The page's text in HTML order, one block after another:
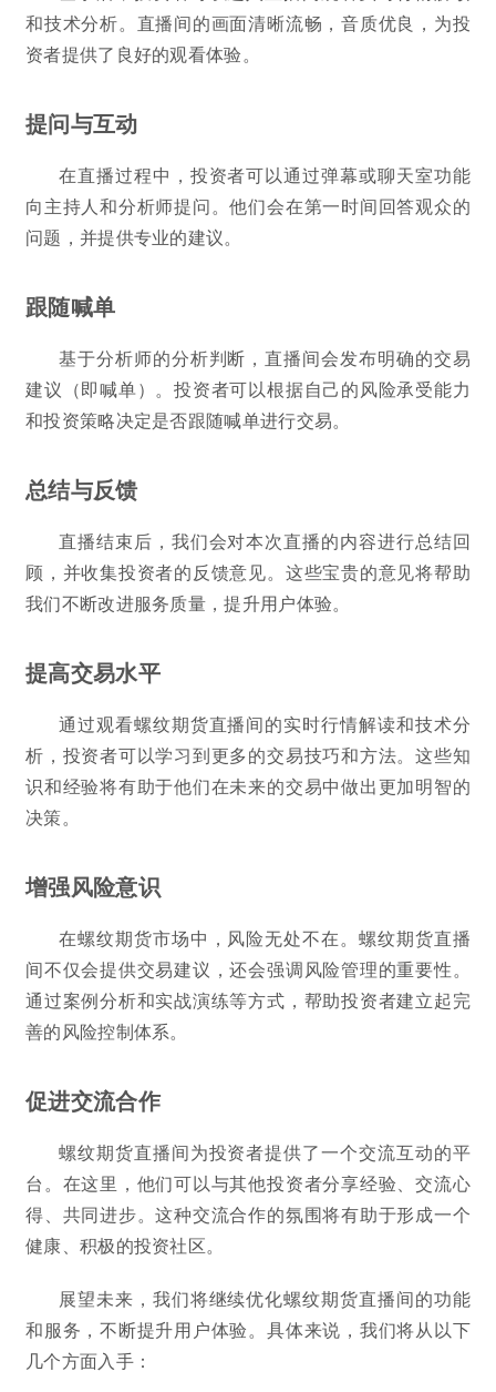
和技术分析。直播间的画面清晰流畅，音质优良，为投
资者提供了良好的观看体验。
提问与互动
在直播过程中，投资者可以通过弹幕或聊天室功能
向主持人和分析师提问。他们会在第一时间回答观众的
问题，并提供专业的建议。
跟随喊单
基于分析师的分析判断，直播间会发布明确的交易
建议（即喊单）。投资者可以根据自己的风险承受能力
和投资策略决定是否跟随喊单进行交易。
总结与反馈
直播结束后，我们会对本次直播的内容进行总结回
顾，并收集投资者的反馈意见。这些宝贵的意见将帮助
我们不断改进服务质量，提升用户体验。
提高交易水平
通过观看螺纹期货直播间的实时行情解读和技术分
析，投资者可以学习到更多的交易技巧和方法。这些知
识和经验将有助于他们在未来的交易中做出更加明智的
决策。
增强风险意识
在螺纹期货市场中，风险无处不在。螺纹期货直播
间不仅会提供交易建议，还会强调风险管理的重要性。
通过案例分析和实战演练等方式，帮助投资者建立起完
善的风险控制体系。
促进交流合作
螺纹期货直播间为投资者提供了一个交流互动的平
台。在这里，他们可以与其他投资者分享经验、交流心
得、共同进步。这种交流合作的氛围将有助于形成一个
健康、积极的投资社区。
展望未来，我们将继续优化螺纹期货直播间的功能
和服务，不断提升用户体验。具体来说，我们将从以下
几个方面入手：